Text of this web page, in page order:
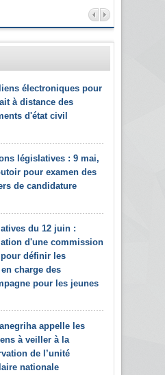
électroniques pour
à distance des
d'état civil
législatives : 9 mai,
pour examen des
de candidature
du 12 juin :
d'une commission
définir les
charge des
pour les jeunes
appelle les
à veiller à la
de l’unité
nationale